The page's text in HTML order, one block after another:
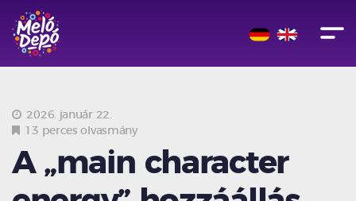
2026. január 22.
13 perces olvasmány
A „main character